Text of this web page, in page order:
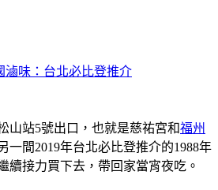
味：台北必比登推介
山站5號出口，也就是慈祐宮和福州
一間2019年台北必比登推介的1988年
續接力買下去，帶回家當宵夜吃。